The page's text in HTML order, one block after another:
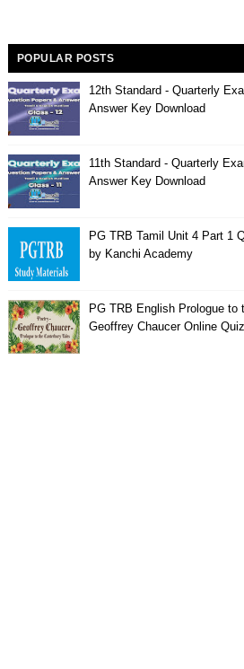
POPULAR POSTS
12th Standard - Quarterly
Answer Key Download
11th Standard - Quarterly
Answer Key Download
PG TRB Tamil Unit 4 Part 1
by Kanchi Academy
PG TRB English Prologue to
Geoffrey Chaucer Online Quiz